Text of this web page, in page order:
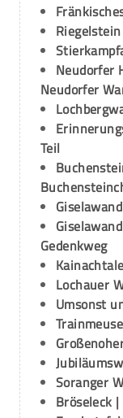
Neudorfer
Neudorfer
Teil
Gedenkweg
Lochauer
Umsonst
Soranger
Bröseleck